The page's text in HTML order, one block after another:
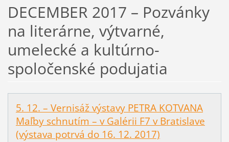
DECEMBER 2017 – Pozvánky
na literárne, výtvarné,
umelecké a kultúrno-
spoločenské podujatia
5. 12. – Vernisáž výstavy PETRA KOTVANA
Maľby schnutím – v Galérii F7 v Bratislave
(výstava potrvá do 16. 12. 2017)